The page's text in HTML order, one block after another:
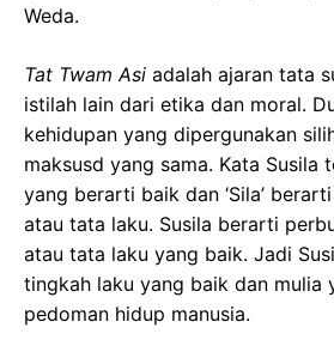
Weda.
Tat Twam Asi adalah ajaran tata
istilah lain dari etika dan moral.
kehidupan yang dipergunakan
maksusd yang sama. Kata Susila
yang berarti baik dan ‘Sila’
atau tata laku. Susila berarti
atau tata laku yang baik. Jadi
tingkah laku yang baik dan mulia
pedoman hidup manusia.